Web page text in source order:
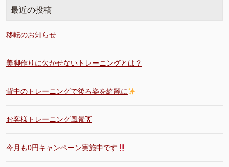
最近の投稿
移転のお知らせ
美脚作りに欠かせないトレーニングとは？
背中のトレーニングで後ろ姿を綺麗に
お客様トレーニング風景🏋️
今月も0円キャンペーン実施中です